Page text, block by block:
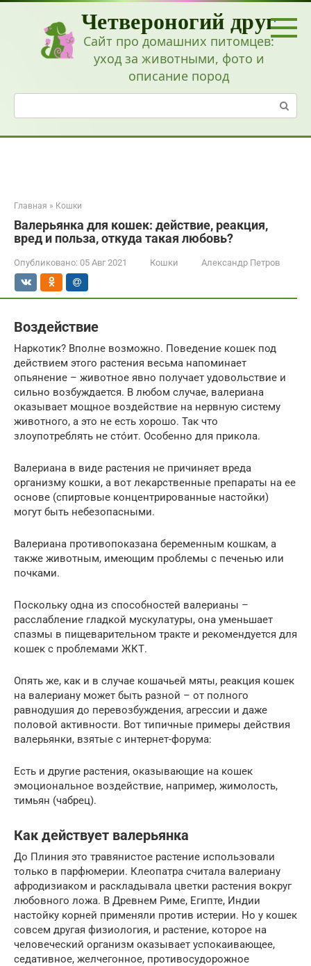
Перейти
Четвероногий друг
Сайт про домашних питомцев:
уход за животными, фото и
описание пород
Поиск:
Главная » Кошки
Валерьянка для кошек: действие, реакция,
вред и польза, откуда такая любовь?
Опубликовано: 05 Авг 2021 Кошки Александр Петров
Воздействие
Наркотик? Вполне возможно. Поведение кошек под
действием этого растения весьма напоминает
опьянение – животное явно получает удовольствие и
сильно возбуждается. В любом случае, валериана
оказывает мощное воздействие на нервную систему
животного, а это не есть хорошо. Так что
злоупотреблять не стóит. Особенно для прикола.
Валериана в виде растения не причиняет вреда
организму кошки, а вот лекарственные препараты на ее
основе (спиртовые концентрированные настойки)
могут быть небезопасными.
Валериана противопоказана беременным кошкам, а
также животным, имеющим проблемы с печенью или
почками.
Поскольку одна из способностей валерианы –
расслабление гладкой мускулатуры, она уменьшает
спазмы в пищеварительном тракте и рекомендуется для
кошек с проблемами ЖКТ.
Опять же, как и в случае кошачьей мяты, реакция кошек
на валериану может быть разной – от полного
равнодушия до перевозбуждения, агрессии и даже
половой активности. Вот типичные примеры действия
валерьянки, взятые с интернет-форума:
Есть и другие растения, оказывающие на кошек
эмоциональное воздействие, например, жимолость,
тимьян (чабрец).
Как действует валерьянка
До Плиния это травянистое растение использовали
только в парфюмерии. Клеопатра считала валериану
афродизиаком и раскладывала цветки растения вокруг
любовного ложа. В Древнем Риме, Египте, Индии
настойку корней применяли против истерии. Но у кошек
совсем другая физиология, и растение, которое на
человеческий организм оказывает успокаивающее,
седативное, желчегонное, противосудорожное